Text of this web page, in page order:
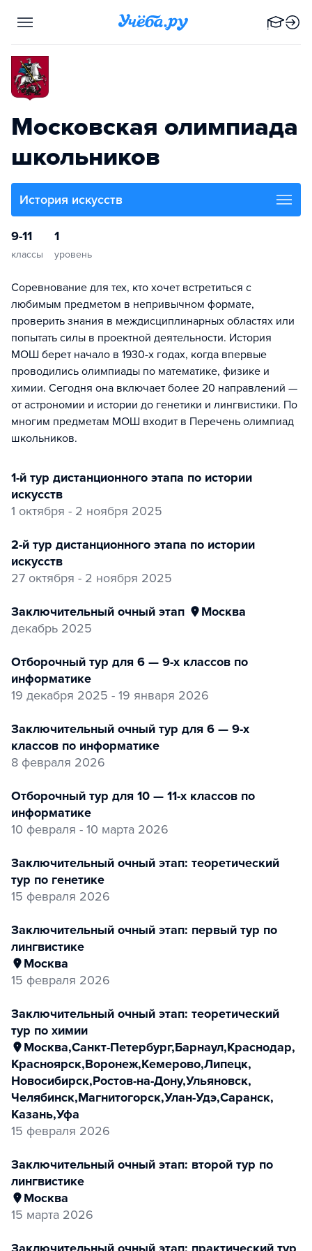
Московская олимпиада
школьников
История искусств
9-11
классы
1
уровень
Соревнование для тех, кто хочет встретиться с
любимым предметом в непривычном формате,
проверить знания в междисциплинарных областях или
попытать силы в проектной деятельности. История
МОШ берет начало в 1930-х годах, когда впервые
проводились олимпиады по математике, физике и
химии. Сегодня она включает более 20 направлений —
от астрономии и истории до генетики и лингвистики. По
многим предметам МОШ входит в Перечень олимпиад
школьников.
1-й тур дистанционного этапа по истории
искусств
1 октября - 2 ноября 2025
2-й тур дистанционного этапа по истории
искусств
27 октября - 2 ноября 2025
заключительный очный этап
Москва
декабрь 2025
Отборочный тур для 6 — 9-х классов по
информатике
19 декабря 2025 - 19 января 2026
заключительный очный тур для 6 — 9-х
классов по информатике
8 февраля 2026
Отборочный тур для 10 — 11-х классов по
информатике
10 февраля - 10 марта 2026
заключительный очный этап: теоретический
тур по генетике
15 февраля 2026
заключительный очный этап: первый тур по
лингвистике
Москва
15 февраля 2026
заключительный очный этап: теоретический
тур по химии
Москва,Санкт-Петербург,Барнаул,Краснодар,
Красноярск,Воронеж,Кемерово,Липецк,
Новосибирск,Ростов-на-Дону,Ульяновск,
Челябинск,Магнитогорск,Улан-Удэ,Саранск,
Казань,Уфа
15 февраля 2026
заключительный очный этап: второй тур по
лингвистике
Москва
15 марта 2026